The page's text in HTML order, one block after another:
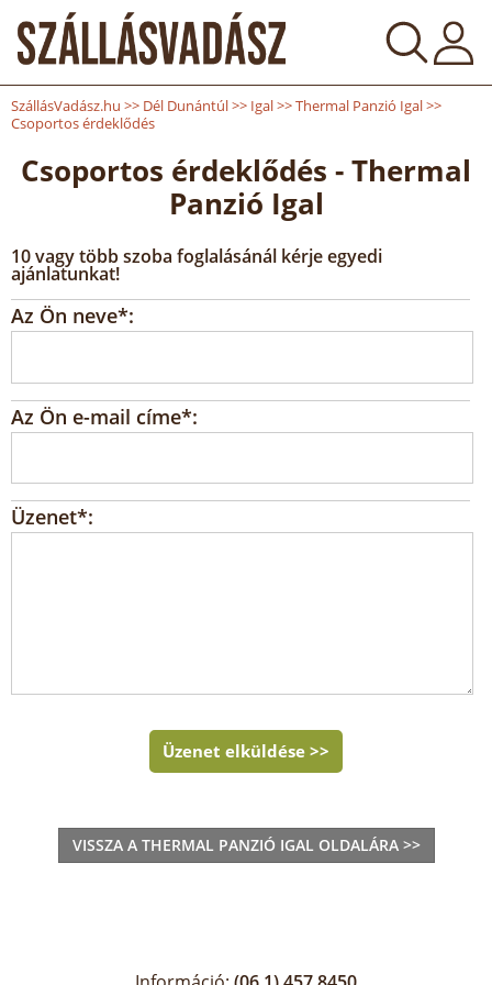
SzállásVadász.hu >> Dél Dunántúl>> Igal>>Thermal Panzió Igal>>
Csoportos érdeklődés
Csoportos érdeklődés - Thermal
Panzió Igal
10 vagy több szoba foglalásánál kérje egyedi
ajánlatunkat!
Az Ön neve*:
Az Ön e-mail címe*:
Üzenet*:
Üzenet elküldése >>
VISSZA A THERMAL PANZIÓ IGAL OLDALÁRA >>